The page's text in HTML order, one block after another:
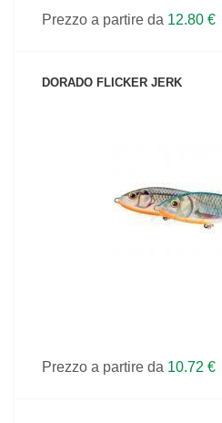
Prezzo a partire da 12.80 €
DORADO FLICKER JERK
Prezzo a partire da 10.72 €